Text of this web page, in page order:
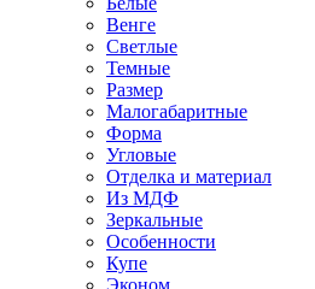
Венге
Светлые
Темные
Размер
Малогабаритные
Форма
Угловые
Отделка и материал
Из МДФ
Зеркальные
Особенности
Купе
Эконом